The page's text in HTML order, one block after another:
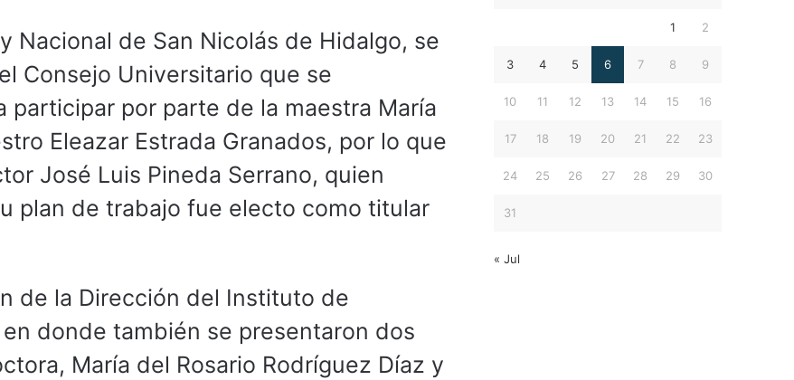
Nacional de San Nicolás de Hidalgo, se
Consejo Universitario que se
por parte de la maestra María
Eleazar Estrada Granados, por lo que
José Luis Pineda Serrano, quien
plan de trabajo fue electo como titular
de la Dirección del Instituto de
donde también se presentaron dos
María del Rosario Rodríguez Díaz y
1 2
3 4 5 6 7 8 9
10 11 12 13 14 15 16
17 18 19 20 21 22 23
24 25 26 27 28 29 30
31
« Jul